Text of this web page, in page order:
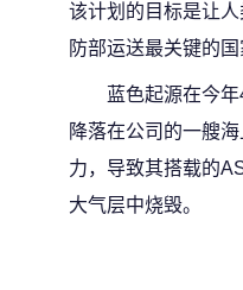
该计划的目标是让
防部运送最关键的国
蓝色起源在今
降落在公司的一艘
力，导致其搭载的
大气层中烧毁。